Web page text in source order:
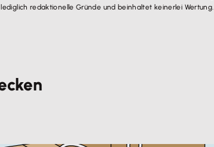
redaktionelle Gründe und beinhaltet keinerlei Wertung.